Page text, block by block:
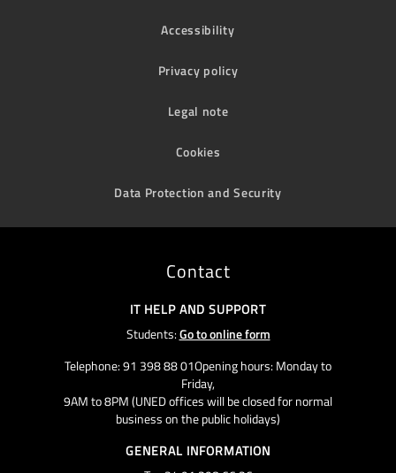
Accessibility
Privacy policy
Legal note
Cookies
Data Protection and Security
Contact
IT HELP AND SUPPORT
Students:Go to online form
Telephone: 91 398 88 01Opening hours: Monday to
Friday,
9AM to 8PM (UNED offices will be closed for normal
business on the public holidays)
GENERAL INFORMATION